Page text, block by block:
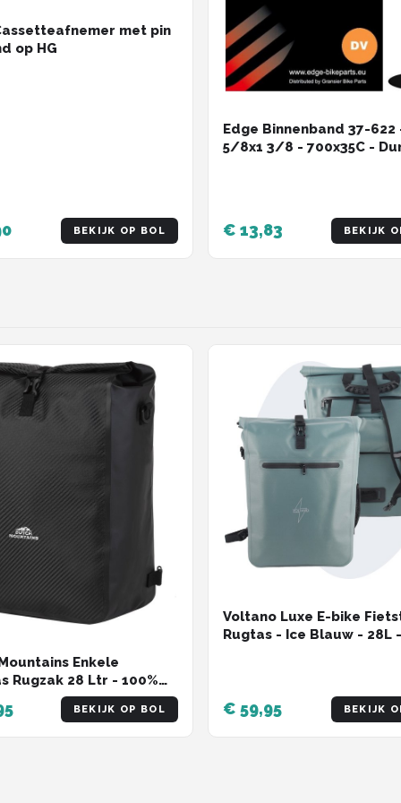
met pin
op HG
BEKIJK OP BOL
Edge Binnenband 37-622
5/8x1 3/8 - 700x35C -
€ 13,83 BEKIJK
Enkele
Rugzak 28 Ltr - 100%
- Fietstas,
en Rugtas in 1 -
BEKIJK OP BOL
Voltano Luxe E-bike
Rugtas - Ice Blauw - 28L
€ 59,95 BEKIJK